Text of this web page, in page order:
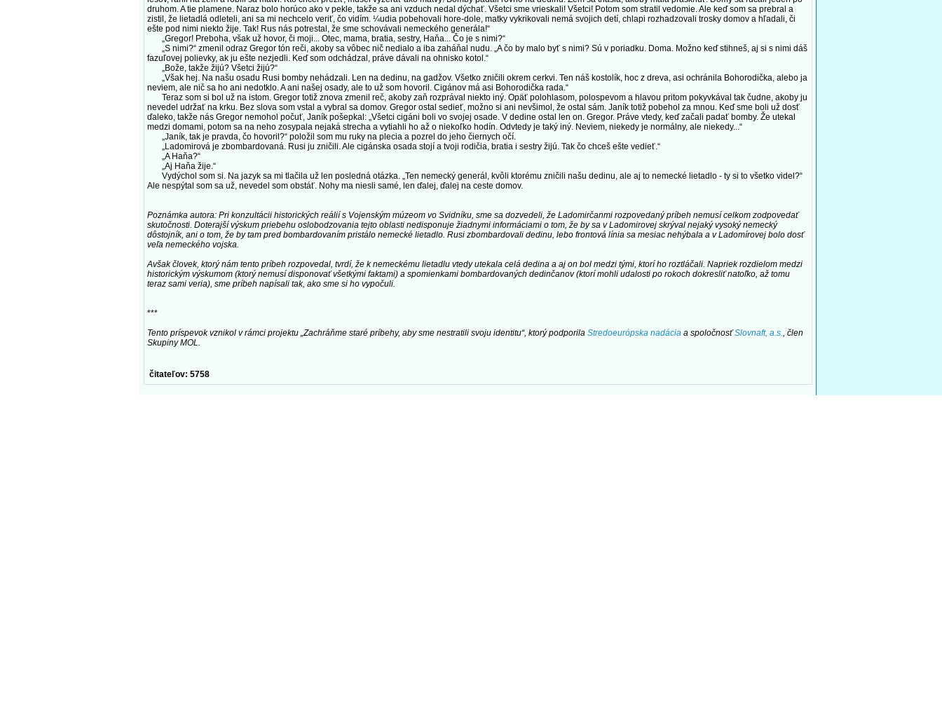
druhom. A tie plamene. Naraz bolo horúco ako v pekle, takže sa ani vzduch nedal dýchať. Všetci sme vrieskali! Všetci! Potom som stratil vedomie. Ale keď som sa prebral a
zistil, že lietadlá odleteli, ani sa mi nechcelo veriť, čo vidím. ¼udia pobehovali hore-dole, matky vykrikovali nemá svojich detí, chlapi rozhadzovali trosky domov a hľadali, či
ešte pod nimi niekto žije. Tak! Rus nás potrestal, že sme schovávali nemeckého generála!“
„Gregor! Preboha, však už hovor, či moji... Otec, mama, bratia, sestry, Haňa... Čo je s nimi?“
„S nimi?“ zmenil odraz Gregor tón reči, akoby sa vôbec nič nedialo a iba zaháňal nudu. „A čo by malo byť s nimi? Sú v poriadku. Doma. Možno keď stihneš, aj si s nimi dáš
fazuľovej polievky, ak ju ešte nezjedli. Keď som odchádzal, práve dávali na ohnisko kotol.“
„Bože, takže žijú? Všetci žijú?“
„Však hej. Na našu osadu Rusi bomby nehádzali. Len na dedinu, na gadžov. Všetko zničili okrem cerkvi. Ten náš kostolík, hoc z dreva, asi ochránila Bohorodička, alebo ja
neviem, ale nič sa ho ani nedotklo. A ani našej osady, ale to už som hovoril. Cigánov má asi Bohorodička rada.“
Teraz som si bol už na istom. Gregor totiž znova zmenil reč, akoby zaň rozprával niekto iný. Opäť polohlasom, polospevom a hlavou pritom pokyvkával tak čudne, akoby ju
nevedel udržať na krku. Bez slova som vstal a vybral sa domov. Gregor ostal sedieť, možno si ani nevšimol, že ostal sám. Janík totiž pobehol za mnou. Keď sme boli už dosť
ďaleko, takže nás Gregor nemohol počuť, Janík pošepkal: „Všetci cigáni boli vo svojej osade. V dedine ostal len on. Gregor. Práve vtedy, keď začali padať bomby. Že utekal
medzi domami, potom sa na neho zosypala nejaká strecha a vytiahli ho až o niekoľko hodín. Odvtedy je taký iný. Neviem, niekedy je normálny, ale niekedy...“
„Janík, tak je pravda, čo hovoril?“ položil som mu ruky na plecia a pozrel do jeho čiernych očí.
„Ladomirová je zbombardovaná. Rusi ju zničili. Ale cigánska osada stojí a tvoji rodičia, bratia i sestry žijú. Tak čo chceš ešte vedieť.“
„A Haňa?“
„Aj Haňa žije.“
Vydýchol som si. Na jazyk sa mi tlačila už len posledná otázka. „Ten nemecký generál, kvôli ktorému zničili našu dedinu, ale aj to nemecké lietadlo - ty si to všetko videl?“
Ale nespýtal som sa už, nevedel som obstáť. Nohy ma niesli samé, len ďalej, ďalej na ceste domov.
Poznámka autora: Pri konzultácii historických reálií s Vojenským múzeom vo Svidníku, sme sa dozvedeli, že Ladomirčanmi rozpovedaný príbeh nemusí celkom zodpovedať
skutočnosti. Doterajší výskum priebehu oslobodzovania tejto oblasti nedisponuje žiadnymi informáciami o tom, že by sa v Ladomirovej skrýval nejaký vysoký nemecký
dôstojník, ani o tom, že by tam pred bombardovaním pristálo nemecké lietadlo. Rusi zbombardovali dedinu, lebo frontová línia sa mesiac nehýbala a v Ladomírovej bolo dosť
veľa nemeckého vojska.
Avšak človek, ktorý nám tento príbeh rozpovedal, tvrdí, že k nemeckému lietadlu vtedy utekala celá dedina a aj on bol medzi tými, ktorí ho roztláčali. Napriek rozdielom medzi
historickým výskumom (ktorý nemusí disponovať všetkými faktami) a spomienkami bombardovaných dedinčanov (ktorí mohli udalosti po rokoch dokresliť natoľko, až tomu
teraz sami veria), sme príbeh napísali tak, ako sme si ho vypočuli.
***
Tento príspevok vznikol v rámci projektu „Zachráňme staré príbehy, aby sme nestratili svoju identitu“, ktorý podporila Stredoeurópska nadácia a spoločnosťSlovnaft, a.s., člen
Skupiny MOL.
čitateľov: 5758